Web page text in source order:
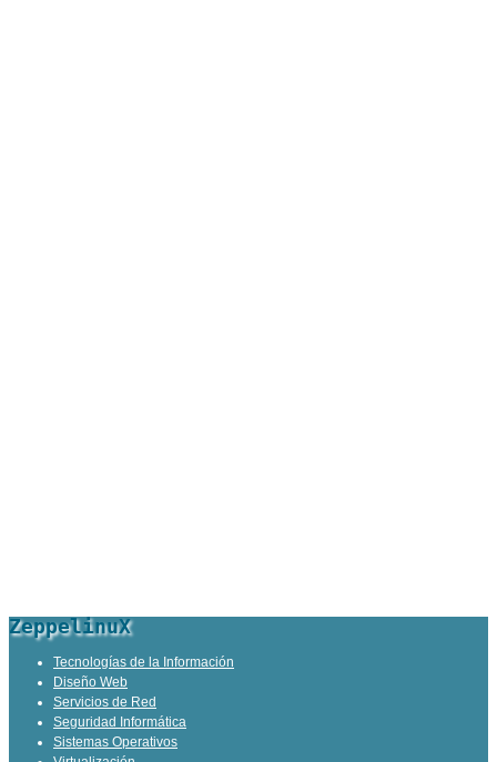
ZeppelinuX
Tecnologías de la Información
Diseño Web
Servicios de Red
Seguridad Informática
Sistemas Operativos